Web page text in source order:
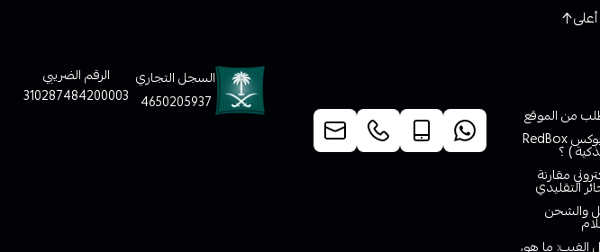
من الموقع
ما هي خدمة ريدبوكس RedBox
) ؟
مقارنة
التقليدي
والشحن
ما هو،
السجل التجاري
4650205937
الرقم الضريبي
310287484200003